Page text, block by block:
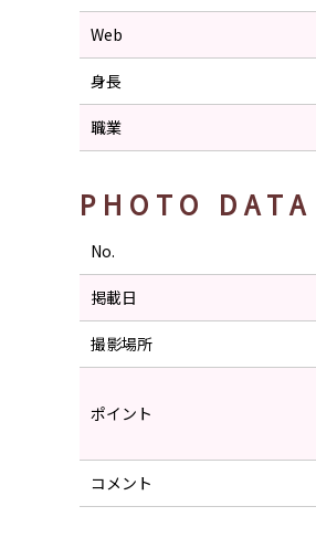
Web
身長
職業
PHOTO DATA
No.
掲載日
撮影場所
ポイント
コメント